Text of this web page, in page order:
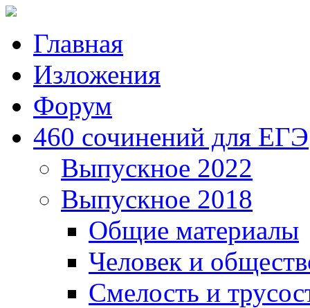
Главная
Изложения
Форум
460 сочинений для ЕГЭ
Выпускное 2022
Выпускное 2018
Общие материалы
Человек и
Смелость и